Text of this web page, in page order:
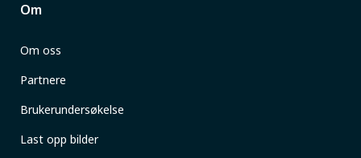
Om
Om oss
Partnere
Brukerundersøkelse
Last opp bilder